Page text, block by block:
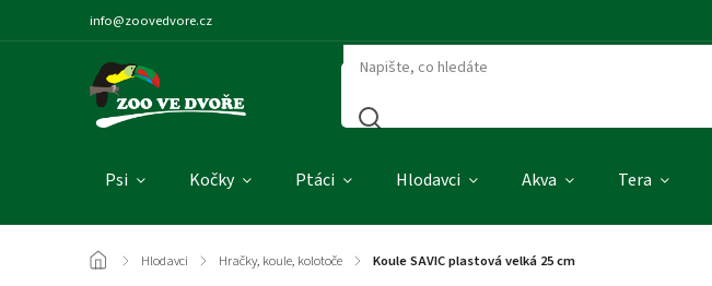
info@zoovedvore.cz
Psi Kočky Ptáci Hlodavci Akva Tera
/ Hlodavci / Hračky, koule, kolotoče / Koule SAVIC plastová velká 25 cm